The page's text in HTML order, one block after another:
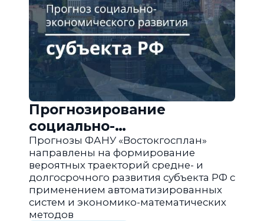
Прогнозирование
социально-
экономического развития
региона РФ
Прогнозы ФАНУ «Востокгосплан»
направлены на формирование
вероятных траекторий средне- и
долгосрочного развития субъекта РФ с
применением автоматизированных
систем и экономико-математических
методов